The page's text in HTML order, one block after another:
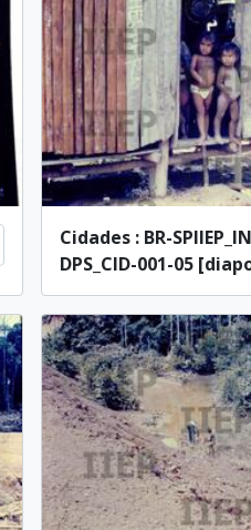
Añadir al portapapeles
Cidades : BR-
DPS_CID-001-05